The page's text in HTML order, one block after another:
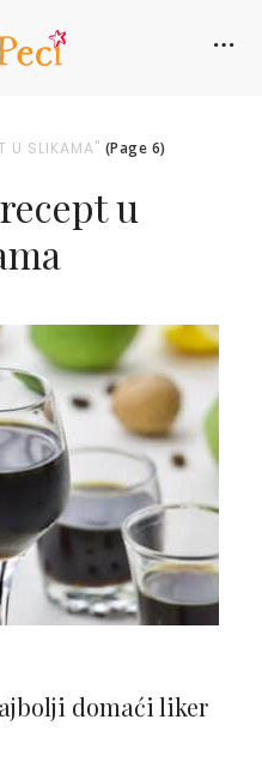
U SLIKAMA" (Page 6)
u
domaći liker